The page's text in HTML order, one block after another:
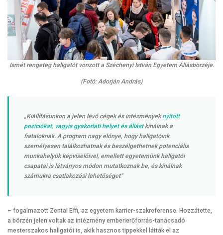
Ismét rengeteg hallgatót vonzott a Széchenyi István Egyetem Állásbörzéje.
(Fotó: Adorján András)
„Kiállításunkon a jelen lévő cégek és intézményeknyitott
pozíciókat, vagyis gyakorlati helyet és állástkínálnak a
fiataloknak. A program nagy előnye, hogy hallgatóink
személyesen találkozhatnak és beszélgethetnek potenciális
munkahelyük képviselőivel, emellett egyetemünk hallgatói
csapatai is látványos módon mutatkoznak be, és kínálnak
számukra csatlakozási lehetőséget”
– fogalmazott Zentai Effi, az egyetem karrier-szakreferense. Hozzátette,
a börzén jelen voltak az intézmény emberierőforrás-tanácsadó
mesterszakos hallgatói is, akik hasznos tippekkel látták el az